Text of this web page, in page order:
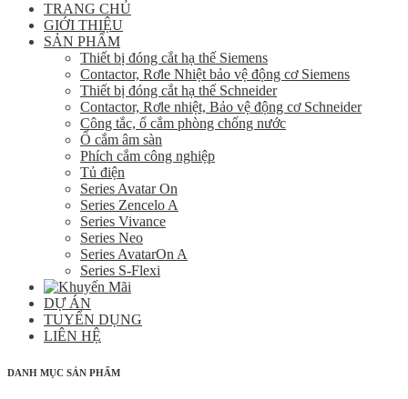
TRANG CHỦ
GIỚI THIỆU
SẢN PHẨM
Thiết bị đóng cắt hạ thế Siemens
Contactor, Rơle Nhiệt bảo vệ động cơ Siemens
Thiết bị đóng cắt hạ thế Schneider
Contactor, Rơle nhiệt, Bảo vệ động cơ Schneider
Công tắc, ổ cắm phòng chống nước
Ổ cắm âm sàn
Phích cắm công nghiệp
Tủ điện
Series Avatar On
Series Zencelo A
Series Vivance
Series Neo
Series AvatarOn A
Series S-Flexi
DỰ ÁN
TUYỂN DỤNG
LIÊN HỆ
DANH MỤC SẢN PHẨM